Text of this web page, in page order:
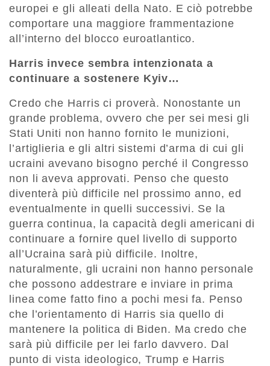
europei e gli alleati della Nato. E ciò potrebbe
comportare una maggiore frammentazione
all’interno del blocco euroatlantico.
Harris invece sembra intenzionata a
continuare a sostenere Kyiv…
Credo che Harris ci proverà. Nonostante un
grande problema, ovvero che per sei mesi gli
Stati Uniti non hanno fornito le munizioni,
l’artiglieria e gli altri sistemi d’arma di cui gli
ucraini avevano bisogno perché il Congresso
non li aveva approvati. Penso che questo
diventerà più difficile nel prossimo anno, ed
eventualmente in quelli successivi. Se la
guerra continua, la capacità degli americani di
continuare a fornire quel livello di supporto
all’Ucraina sarà più difficile. Inoltre,
naturalmente, gli ucraini non hanno personale
che possono addestrare e inviare in prima
linea come fatto fino a pochi mesi fa. Penso
che l’orientamento di Harris sia quello di
mantenere la politica di Biden. Ma credo che
sarà più difficile per lei farlo davvero. Dal
punto di vista ideologico, Trump e Harris